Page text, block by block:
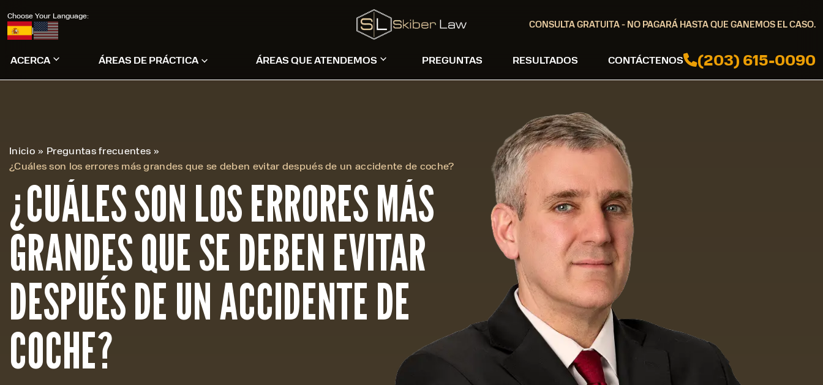
Choose Your Language:
|
CONSULTA GRATUITA - NO PAGARÁ HASTA QUE GANEMOS EL CASO.
ACERCA ÁREAS DE PRÁCTICA ÁREAS QUE ATENDEMOS PREGUNTAS RESULTADOS CONTÁCTENOS (203) 615-0090
Inicio » Preguntas frecuentes »
¿Cuáles son los errores más grandes que se deben evitar después de un accidente de coche?
¿CUÁLES SON LOS ERRORES MÁS
GRANDES QUE SE DEBEN EVITAR
DESPUÉS DE UN ACCIDENTE DE
COCHE?